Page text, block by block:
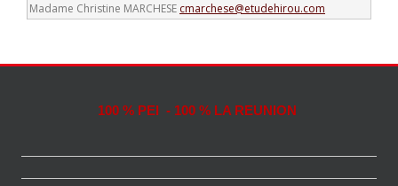
Madame Christine MARCHESE cmarchese@etudehirou.com
100 % PEI - 100 % LA REUNION